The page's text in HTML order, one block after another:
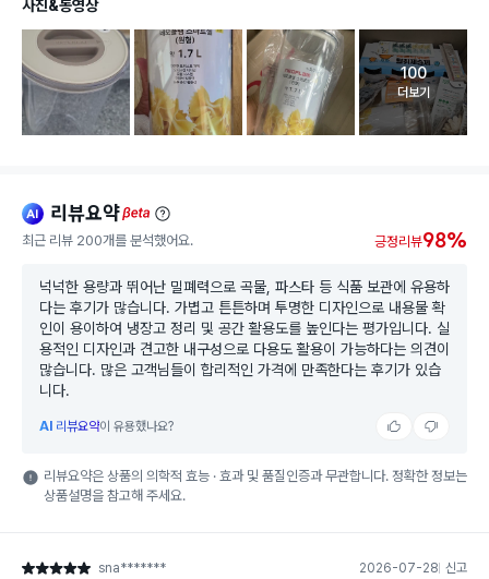
사진&동영상
고객 리뷰
100
더보기
ai 리뷰요약beta
최근 리뷰 200개를 분석했어요. 긍정리뷰98%
넉넉한 용량과 뛰어난 밀폐력으로 곡물, 파스타 등 식품 보관에 유용하
다는 후기가 많습니다. 가볍고 튼튼하며 투명한 디자인으로 내용물 확
인이 용이하여 냉장고 정리 및 공간 활용도를 높인다는 평가입니다. 실
용적인 디자인과 견고한 내구성으로 다용도 활용이 가능하다는 의견이
많습니다. 많은 고객님들이 합리적인 가격에 만족한다는 후기가 있습
니다.
AI 리뷰요약이 유용했나요?
리뷰요약은 상품의 의학적 효능 · 효과 및 품질인증과 무관합니다. 정확한 정보는
상품설명을 참고해 주세요.
별점 5점 sna******* 2026-07-28 신고